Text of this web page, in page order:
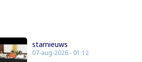
starnieuws
07-aug-2026 - 01:12